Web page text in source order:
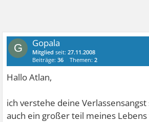
G Gopala
Mitglied seit:27.11.2008
Beiträge:36 Themen:2
Hallo Atlan,
ich verstehe deine
auch ein großer teil meines